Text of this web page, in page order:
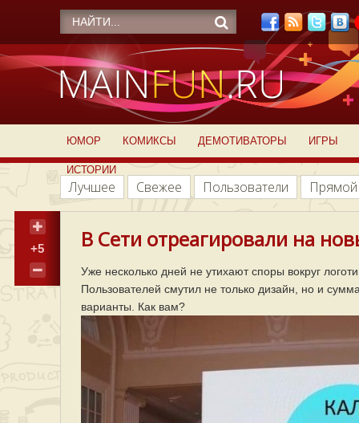
ЮМОР КОМИКСЫ ДЕМОТИВАТОРЫ ИГРЫ
ИСТОРИИ
Лучшее Свежее Пользователи
+5 В Сети отреагировали на
Уже несколько дней не утихают споры вокруг
Пользователей смутил не только дизайн, но и
варианты. Как вам?